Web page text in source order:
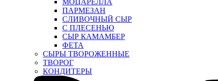
ПАРМЕЗАН
СЛИВОЧНЫЙ СЫР
С ПЛЕСЕНЬЮ
СЫР КАМАМБЕР
ФЕТА
СЫРЫ ТВОРОЖЕННЫЕ
ТВОРОГ
КОНДИТЕРЫ